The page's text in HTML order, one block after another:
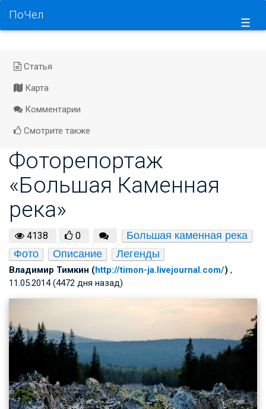
☰
ПоЧел
Статья
Карта
Комментарии
Смотрите также
Фоторепортаж
«Большая Каменная
река»
4138 0
Большая каменная река
Фото
Описание Легенды
Владимир Тимкин (http://timon-ja.livejournal.com/) ,
11.05.2014 (4472 дня назад)